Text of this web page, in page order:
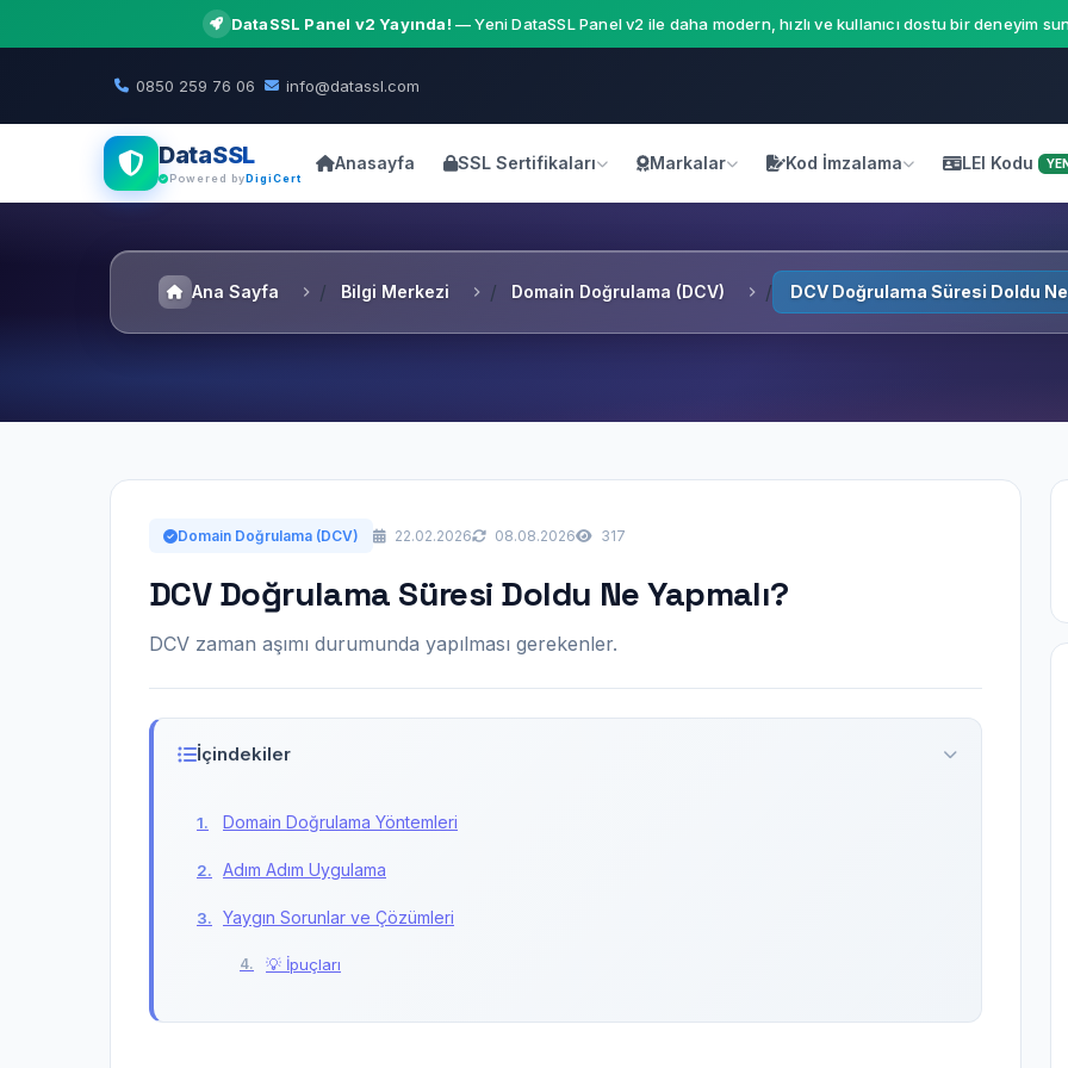
DataSSL Panel v2 Yayında! — Yeni DataSSL Panel v2 ile daha modern, hızlı ve kullanıcı dostu bir deneyim
0850 259 76 06 info@datassl.com
DataSSL
Powered byDigiCert
Anasayfa SSL Sertifikaları Markalar Kod İmzalama LEI Kodu
Ana Sayfa Bilgi Merkezi Domain Doğrulama (DCV) DCV Doğrulama Süresi Doldu
Domain Doğrulama (DCV) 22.02.2026 08.08.2026 317
DCV Doğrulama Süresi Doldu Ne Yapmalı?
DCV zaman aşımı durumunda yapılması gerekenler.
İçindekiler
Domain Doğrulama Yöntemleri
Adım Adım Uygulama
Yaygın Sorunlar ve Çözümleri
💡 İpuçları